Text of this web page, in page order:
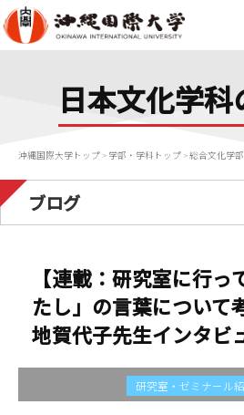
日本文化学
沖縄国際大学トップ > 学部・学科トップ >総合文化学部
ブログ
【連載：研究室に行
たし」の言葉について
地賀代子先生インタビ
研究室・ゼミナール